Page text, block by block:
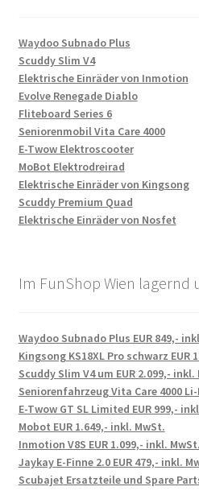
Waydoo Subnado Plus
Scuddy Slim V4
Elektrische Einräder von Inmotion
Evolve Renegade Diablo
Fliteboard Series 6
Seniorenmobil Vita Care 4000
E-Twow Elektroscooter
MoBot Elektrodreirad
Elektrische Einräder von Kingsong
Scuddy Premium Quad
Elektrische Einräder von Nosfet
Im FunShop Wien lagernd
Waydoo Subnado Plus EUR 849,-
Kingsong KS18XL Pro schwarz EUR
Scuddy Slim V4 um EUR 2.099,- inkl.
Seniorenfahrzeug Vita Care 4000
E-Twow GT SL Limited EUR 999,-
Mobot EUR 1.649,- inkl. MwSt.
Inmotion V8S EUR 1.099,- inkl. MwSt.
Jaykay E-Finne 2.0 EUR 479,- inkl.
Scubajet Ersatzteile und Spare